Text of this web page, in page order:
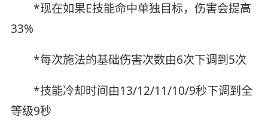
*现在如果E技能命中单独目标，伤害会提高
33%
*每次施法的基础伤害次数由6次下调到5次
*技能冷却时间由13/12/11/10/9秒下调到全
等级9秒